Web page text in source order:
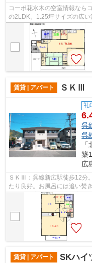
コーポ花水木の空室情報なら
の2LDK。1.25坪サイズの広
の動線は段差を少なくし、体
賃貸 | アパート ＳＫⅢ
礼
呉
呉
築
広
ＳＫⅢ：呉線新広駅徒歩12分
たり良好。お風呂には追い焚
ーホン・室内物干し・浴室乾
賃貸 | アパート SKハイ